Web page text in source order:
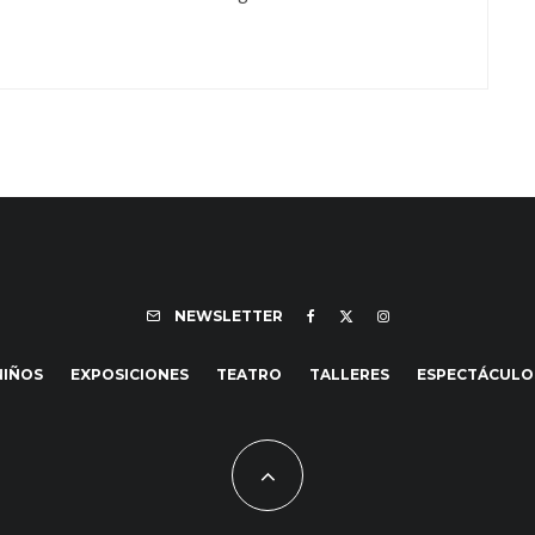
NEWSLETTER
EXPOSICIONES TEATRO TALLERES